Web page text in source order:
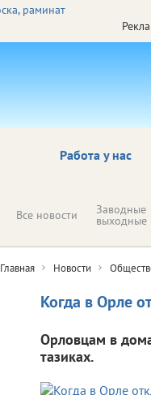
Работа у нас
Все новости Заводные
выходные
Главная Новости
Когда в Орле
Орловцам в
тазиках.